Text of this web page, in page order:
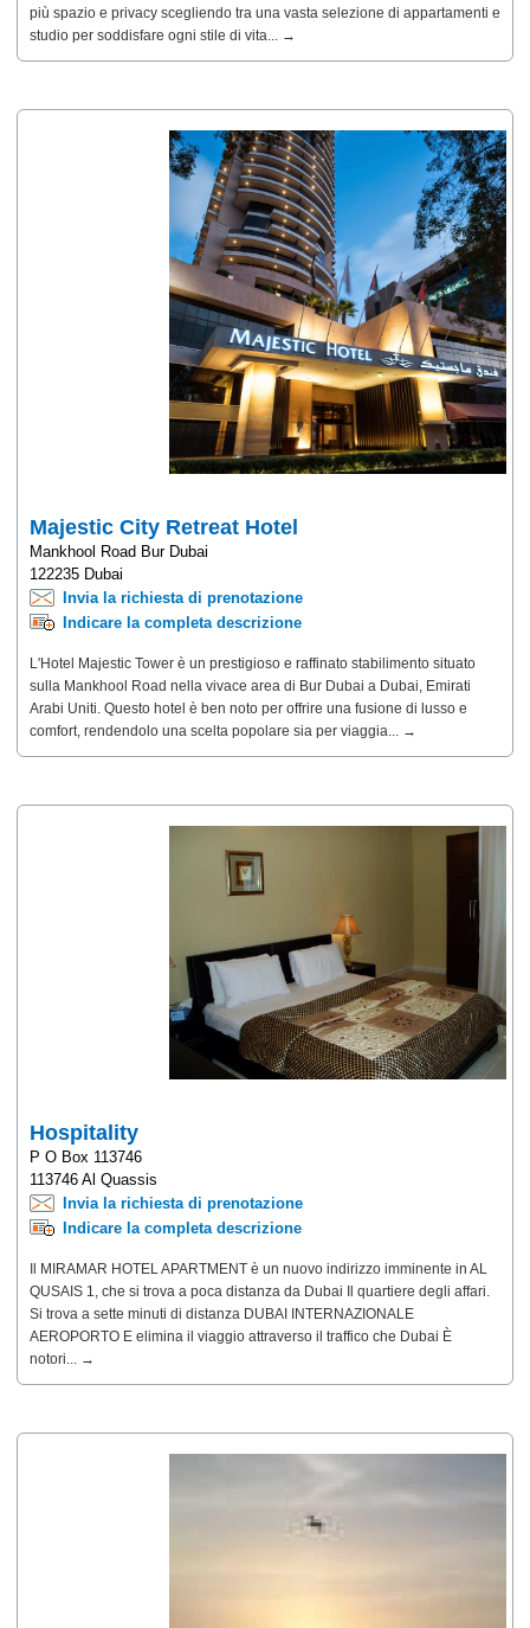
più spazio e privacy scegliendo tra una vasta selezione di appartamenti e
studio per soddisfare ogni stile di vita... →
Majestic City Retreat Hotel
Mankhool Road Bur Dubai
122235 Dubai
Invia la richiesta di prenotazione
Indicare la completa descrizione
L'Hotel Majestic Tower è un prestigioso e raffinato stabilimento situato
sulla Mankhool Road nella vivace area di Bur Dubai a Dubai, Emirati
Arabi Uniti. Questo hotel è ben noto per offrire una fusione di lusso e
comfort, rendendolo una scelta popolare sia per viaggia... →
Hospitality
P O Box 113746
113746 Al Quassis
Invia la richiesta di prenotazione
Indicare la completa descrizione
Il MIRAMAR HOTEL APARTMENT è un nuovo indirizzo imminente in AL
QUSAIS 1, che si trova a poca distanza da Dubai Il quartiere degli affari.
Si trova a sette minuti di distanza DUBAI INTERNAZIONALE
AEROPORTO E elimina il viaggio attraverso il traffico che Dubai È
notori... →